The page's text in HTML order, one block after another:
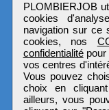
PLOMBIERJOB
cookies
navigation sur ce
cookies, nos
confidentialitépour
vos centres
Vous pouvez
choix en
ailleurs, vous